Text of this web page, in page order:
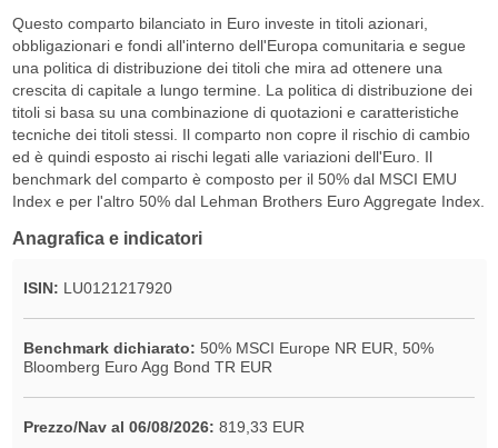
Questo comparto bilanciato in Euro investe in titoli azionari,
obbligazionari e fondi all'interno dell'Europa comunitaria e segue
una politica di distribuzione dei titoli che mira ad ottenere una
crescita di capitale a lungo termine. La politica di distribuzione dei
titoli si basa su una combinazione di quotazioni e caratteristiche
tecniche dei titoli stessi. Il comparto non copre il rischio di cambio
ed è quindi esposto ai rischi legati alle variazioni dell'Euro. Il
benchmark del comparto è composto per il 50% dal MSCI EMU
Index e per l'altro 50% dal Lehman Brothers Euro Aggregate Index.
Anagrafica e indicatori
ISIN: LU0121217920
Benchmark dichiarato: 50% MSCI Europe NR EUR, 50%
Bloomberg Euro Agg Bond TR EUR
Prezzo/Nav al 06/08/2026: 819,33 EUR